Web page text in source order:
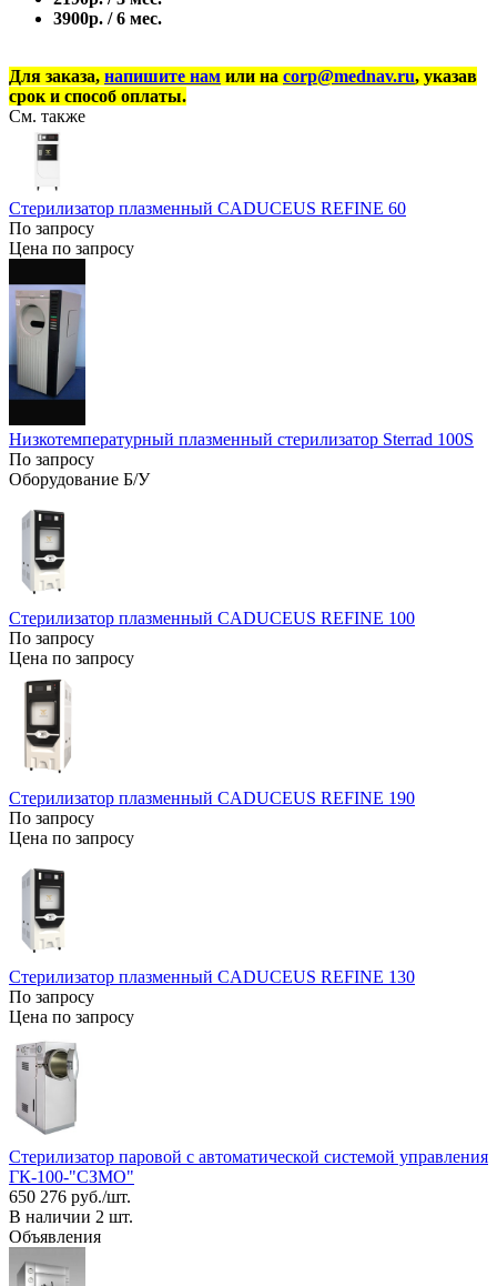
3900р. / 6 мес.
Для заказа, напишите нам или на corp@mednav.ru, указав
срок и способ оплаты.
См. также
Стерилизатор плазменный CADUCEUS REFINE 60
По запросу
Цена по запросу
Низкотемпературный плазменный стерилизатор Sterrad 100S
По запросу
Оборудование Б/У
Стерилизатор плазменный CADUCEUS REFINE 100
По запросу
Цена по запросу
Стерилизатор плазменный CADUCEUS REFINE 190
По запросу
Цена по запросу
Стерилизатор плазменный CADUCEUS REFINE 130
По запросу
Цена по запросу
Стерилизатор паровой с автоматической системой управления
ГК-100-"СЗМО"
650 276 руб./шт.
В наличии 2 шт.
Объявления